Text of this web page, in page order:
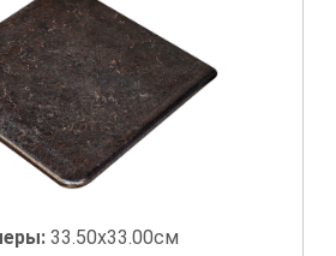
33.50x33.00см